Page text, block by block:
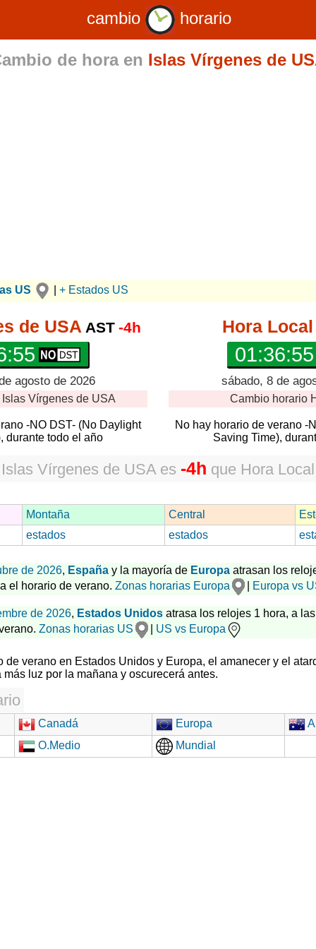
cambio horario
de hora en Islas Vírgenes de
US + Estados US
de USA AST -4h
agosto de 2026
Islas Vírgenes de USA
-NO DST- (No Daylight
durante todo el año
Hora Local
01:36:56
sábado, 8 de
Cambio horario
No hay horario de verano -
Saving Time),
Islas Vírgenes de USAes -4h que Hora Local
Montaña Central
estados
estados
de 2026, España y la mayoría de Europa atrasan los
el horario de verano. Zonas horarias Europa Europa vs
de 2026, Estados Unidos atrasa los relojes 1 hora, a
Zonas horarias US US vs Europa
de verano en Estados Unidos y Europa, el amanecer y el
luz por la mañana y oscurecerá antes.
Canadá Europa
O.Medio
Mundial